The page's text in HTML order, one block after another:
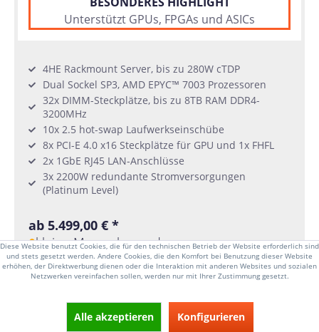
Unterstützt GPUs, FPGAs und ASICs
4HE Rackmount Server, bis zu 280W cTDP
Dual Sockel SP3, AMD EPYC™ 7003 Prozessoren
32x DIMM-Steckplätze, bis zu 8TB RAM DDR4-
3200MHz
10x 2.5 hot-swap Laufwerkseinschübe
8x PCI-E 4.0 x16 Steckplätze für GPU und 1x FHFL
2x 1GbE RJ45 LAN-Anschlüsse
3x 2200W redundante Stromversorgungen
(Platinum Level)
ab 5.499,00 € *
kleine Menge lagernd
DETAILS
Diese Website benutzt Cookies, die für den technischen Betrieb der Website erforderlich sind
und stets gesetzt werden. Andere Cookies, die den Komfort bei Benutzung dieser Website
erhöhen, der Direktwerbung dienen oder die Interaktion mit anderen Websites und sozialen
Netzwerken vereinfachen sollen, werden nur mit Ihrer Zustimmung gesetzt.
Alle akzeptieren Konfigurieren